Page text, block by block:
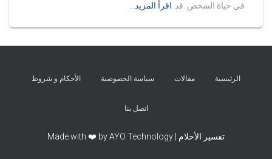
في حياة الشخص. قد اقرأ المزيد…
الرئيسية مقالات سياسة الخصوصية الأحكام و شروط
اتصل بنا
تفسير الأحلام | Made with ❤️ by AYO Technology